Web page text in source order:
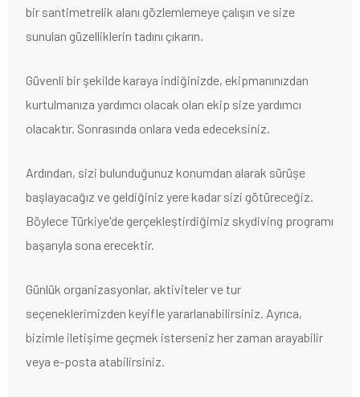
bir santimetrelik alanı gözlemlemeye çalışın ve size
sunulan güzelliklerin tadını çıkarın.
Güvenli bir şekilde karaya indiğinizde, ekipmanınızdan
kurtulmanıza yardımcı olacak olan ekip size yardımcı
olacaktır. Sonrasında onlara veda edeceksiniz.
Ardından, sizi bulunduğunuz konumdan alarak sürüşe
başlayacağız ve geldiğiniz yere kadar sizi götüreceğiz.
Böylece Türkiye'de gerçekleştirdiğimiz skydiving programı
başarıyla sona erecektir.
Günlük organizasyonlar, aktiviteler ve tur
seçeneklerimizden keyifle yararlanabilirsiniz. Ayrıca,
bizimle iletişime geçmek isterseniz her zaman arayabilir
veya e-posta atabilirsiniz.